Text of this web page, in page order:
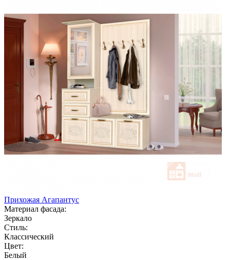
Прихожая Агапантус
Материал фасада:
Зеркало
Стиль:
Классический
Цвет:
Белый